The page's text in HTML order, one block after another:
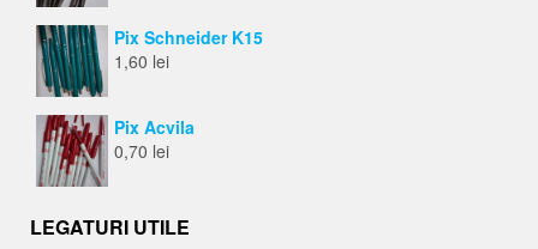
Pix Schneider K15
1,60 lei
Pix Acvila
0,70 lei
LEGATURI UTILE